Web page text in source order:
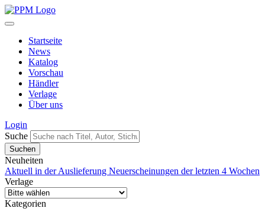
Startseite
News
Katalog
Vorschau
Händler
Verlage
Über uns
Login
Suche
Neuheiten
Aktuell in der Auslieferung Neuerscheinungen der letzten 4 Wochen
Verlage
Kategorien